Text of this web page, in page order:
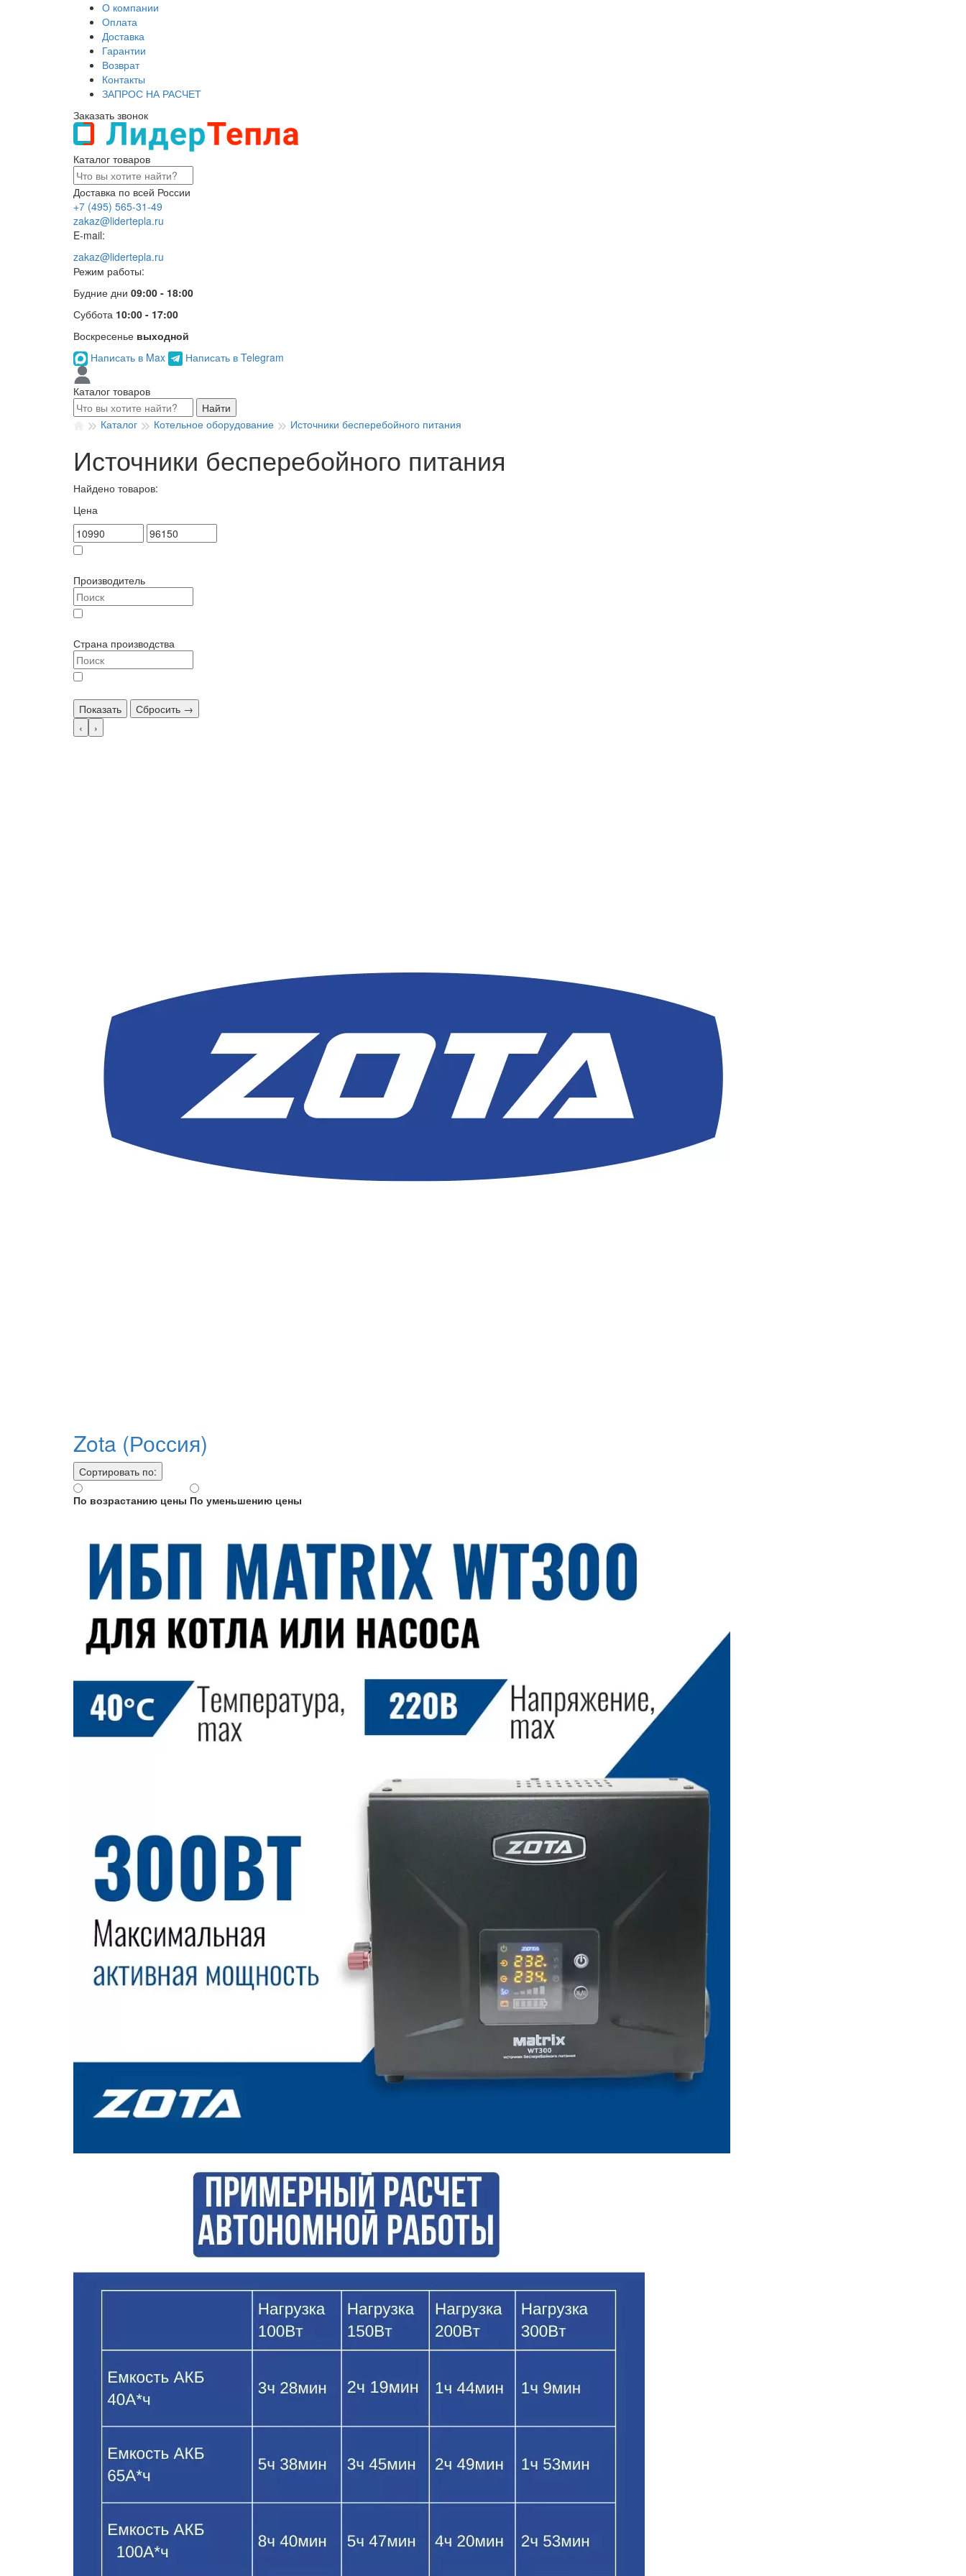
О компании
Оплата
Доставка
Гарантии
Возврат
Контакты
ЗАПРОС НА РАСЧЕТ
Заказать звонок
Каталог товаров
Доставка по всей России
+7 (495) 565-31-49
zakaz@lidertepla.ru
E-mail:
zakaz@lidertepla.ru
Режим работы:
Будние дни 09:00 - 18:00
Суббота 10:00 - 17:00
Воскресенье выходной
Написать в Max
Написать в Telegram
Каталог товаров
Найти
Каталог
Котельное оборудование Источники бесперебойного питания
Источники бесперебойного питания
Найдено товаров:
Цена
Производитель
Страна производства
Показать
Сбросить →
‹
›
Zota (Россия)
Сортировать по:
По возрастанию цены По уменьшению цены